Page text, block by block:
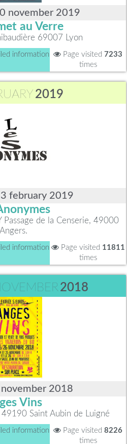
november 2019
au Verre
69007 Lyon
information Page visited 7233
times
2019
3 february 2019
Passage de la Censerie, 49000
Angers.
information Page visited 11811
times
2018
2018
Vins
49190 Saint Aubin de Luigné
information Page visited 8226
times